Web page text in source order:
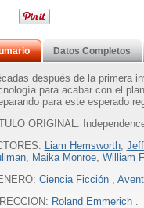
Datos Completos
después de la primera
para acabar con el
para este esperado
ORIGINAL:
Liam Hemsworth,
, Maika Monroe, William
Ciencia Ficción,
Roland Emmerich .